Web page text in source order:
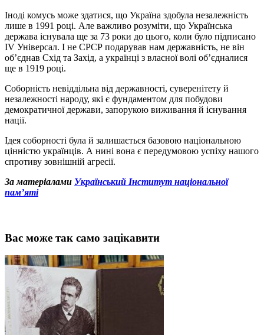
Іноді комусь може здатися, що Україна здобула незалежність
лише в 1991 році. Але важливо розуміти, що Українська
держава існувала ще за 73 роки до цього, коли було підписано
IV Універсал. І не СРСР подарував нам державність, не він
об’єднав Схід та Захід, а українці з власної волі об’єдналися
ще в 1919 році.
Соборність невіддільна від державності, суверенітету й
незалежності народу, які є фундаментом для побудови
демократичної держави, запорукою виживання й існування
нації.
Ідея соборності була й залишається базовою національною
цінністю українців. А нині вона є передумовою успіху нашого
спротиву зовнішній агресії.
За матеріалами Український Інститут національної
пам’яті
Вас може так само зацікавити